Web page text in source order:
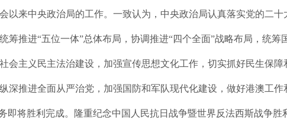
以来中央政治局的工作。一致认为，中央政治局认真落实党的二
筹推进“五位一体”总体布局，协调推进“四个全面”战略布局，统
会主义民主法治建设，加强宣传思想文化工作，切实抓好民生保
深推进全面从严治党，加强国防和军队现代化建设，做好港澳工
即将胜利完成。隆重纪念中国人民抗日战争暨世界反法西斯战争